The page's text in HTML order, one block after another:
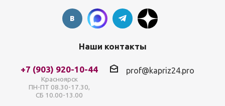
Наши контакты
+7 (903) 920-10-44
Красноярск
ПН-ПТ 08.30-17.30,
СБ 10.00-13.00
prof@kapriz24.pro